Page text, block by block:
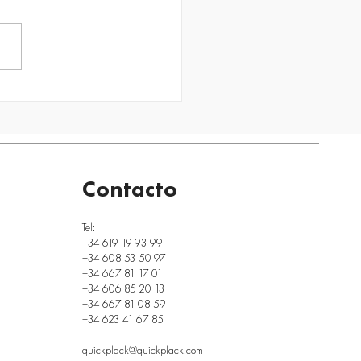
Tel:
+34 619 19 93 99
+34 608 53 50 97
+34 667 81 17 01
+34 606 85 20 13
+34 667 81 08 59
+34 623 41 67 85
quickplack@quickplack.com
Contacto